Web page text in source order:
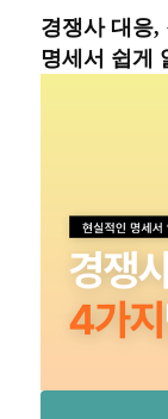
경쟁사 대응,
명세서 쉽게